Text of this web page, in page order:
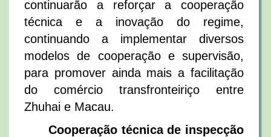
continuarão a reforçar a cooperação
técnica e a inovação do regime,
continuando a implementar diversos
modelos de cooperação e supervisão,
para promover ainda mais a facilitação
do comércio transfronteiriço entre
Zhuhai e Macau.
Cooperação técnica de inspecção